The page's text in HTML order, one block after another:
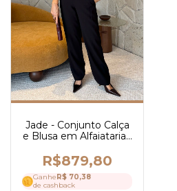
Jade - Conjunto Calça
e Blusa em Alfaiataria -
R$879,80
Ganhe R$ 70,38
de cashback